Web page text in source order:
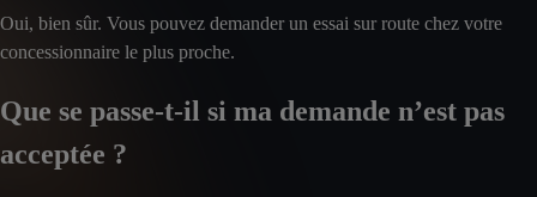
Oui, bien sûr. Vous pouvez demander un essai sur route chez votre
concessionnaire le plus proche.
Que se passe-t-il si ma demande n’est pas
acceptée ?